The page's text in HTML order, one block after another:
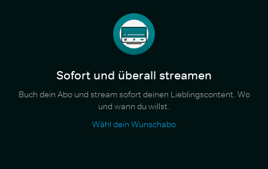
Sofort und überall streamen
Buch dein Abo und stream sofort deinen Lieblingscontent. Wo
und wann du willst.
Wähl dein Wunschabo